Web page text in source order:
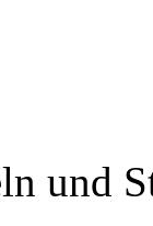
und